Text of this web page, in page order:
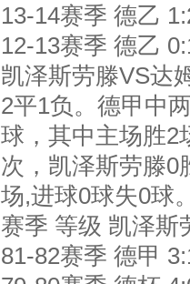
13-14赛季 德乙
12-13赛季 德乙
凯泽斯劳滕VS达
2平1负。德甲中
球，其中主场胜2
次，凯泽斯劳滕0
场,进球0球失0球
赛季 等级 凯泽斯
81-82赛季 德甲